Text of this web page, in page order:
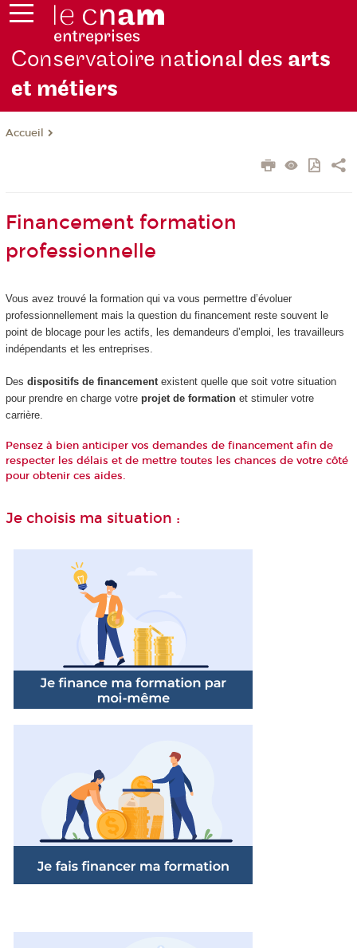
Conservatoire national des arts
et métiers
Accueil
Financement formation
professionnelle
Vous avez trouvé la formation qui va vous permettre d’évoluer
professionnellement mais la question du financement reste souvent le
point de blocage pour les actifs, les demandeurs d’emploi, les travailleurs
indépendants et les entreprises.
Des dispositifs de financementexistent quelle que soit votre situation
pour prendre en charge votre projet de formationet stimuler votre
carrière.
Pensez à bien anticiper vos demandes de financement afin de
respecter les délais et de mettre toutes les chances de votre côté
pour obtenir ces aides.
Je choisis ma situation :